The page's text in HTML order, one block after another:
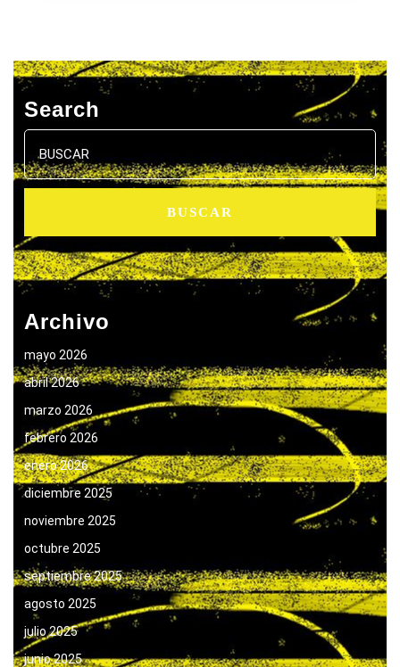
Search
Buscar:
Archivo
mayo 2026
abril 2026
marzo 2026
febrero 2026
enero 2026
diciembre 2025
noviembre 2025
octubre 2025
septiembre 2025
agosto 2025
julio 2025
junio 2025